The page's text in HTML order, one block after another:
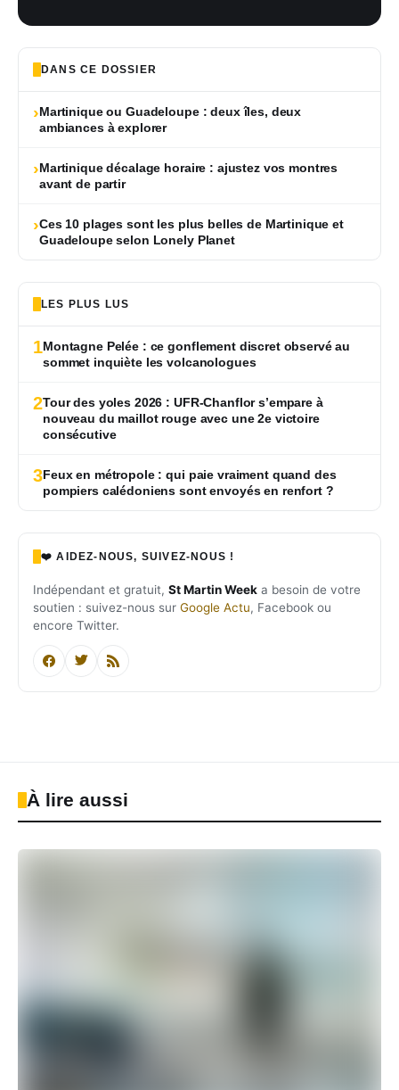
DANS CE DOSSIER
›Martinique ou Guadeloupe : deux îles, deux
ambiances à explorer
›Martinique décalage horaire : ajustez vos montres
avant de partir
›Ces 10 plages sont les plus belles de Martinique et
Guadeloupe selon Lonely Planet
LES PLUS LUS
1Montagne Pelée : ce gonflement discret observé au
sommet inquiète les volcanologues
2Tour des yoles 2026 : UFR-Chanflor s’empare à
nouveau du maillot rouge avec une 2e victoire
consécutive
3Feux en métropole : qui paie vraiment quand des
pompiers calédoniens sont envoyés en renfort ?
❤️ AIDEZ-NOUS, SUIVEZ-NOUS !
Indépendant et gratuit, St Martin Week a besoin de votre
soutien : suivez-nous sur Google Actu, Facebook ou
encore Twitter.
À lire aussi